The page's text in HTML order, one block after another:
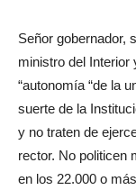
Señor gobernador,
ministro del Interior
“autonomía “de la
suerte de la
y no traten de
rector. No politicen
en los 22.000 o